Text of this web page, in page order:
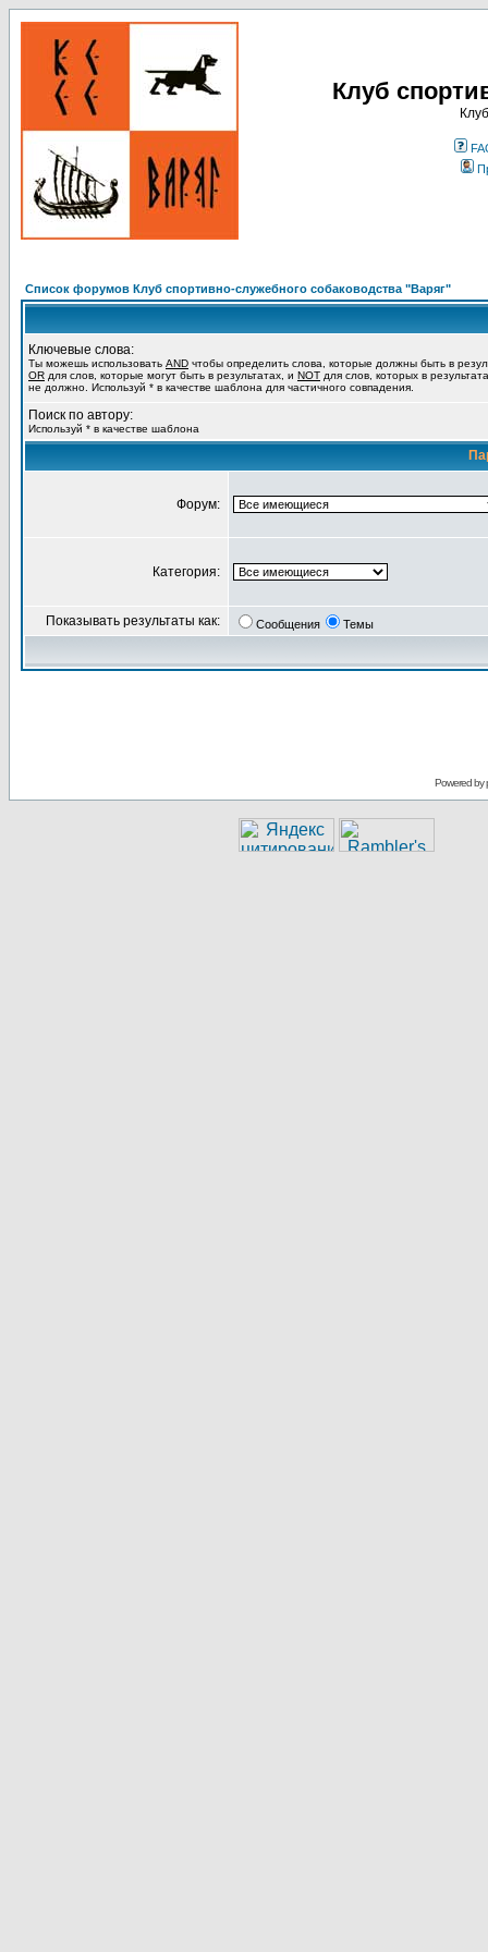
Клуб
Список форумов Клуб спортивно-служебного собаководства "Варяг"
Ключевые слова:
Ты можешь использовать AND чтобы определить слова, которые должны быть в
OR для слов, которые могут быть в результатах, и NOT для слов, которых в
не должно. Используй * в качестве шаблона для частичного совпадения.
Поиск по автору:
Используй * в качестве шаблона
Форум:
Категория:
Показывать результаты как: Сообщения Темы
Powered by